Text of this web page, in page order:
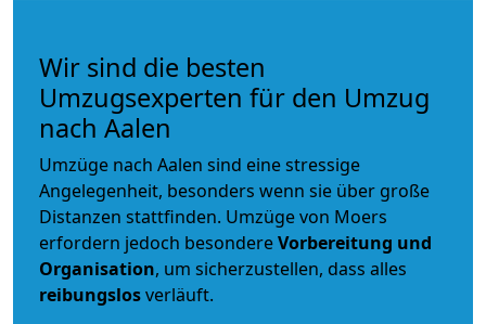
Wir sind die besten
Umzugsexperten für den Umzug
nach Aalen
Umzüge nach Aalen sind eine stressige
Angelegenheit, besonders wenn sie über große
Distanzen stattfinden. Umzüge von Moers
erfordern jedoch besondereVorbereitung und
Organisation, um sicherzustellen, dass alles
reibungslosverläuft.